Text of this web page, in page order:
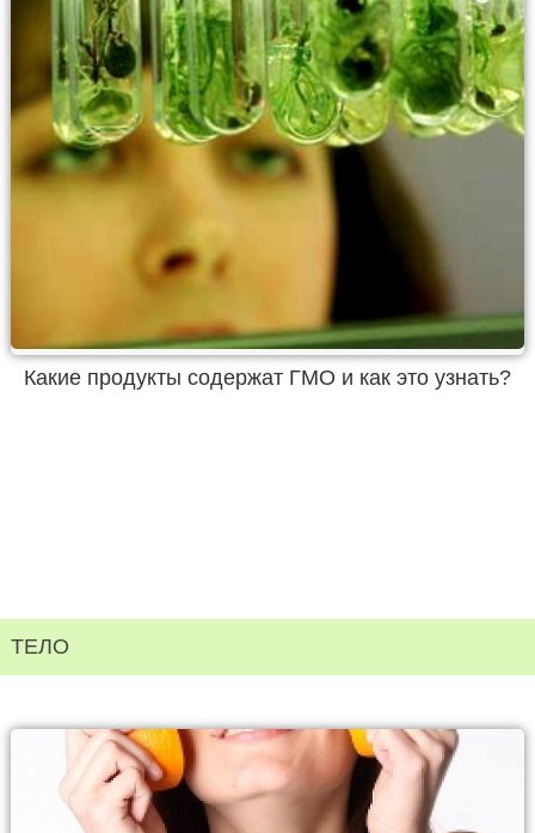
Какие продукты содержат ГМО и как это узнать?
ТЕЛО